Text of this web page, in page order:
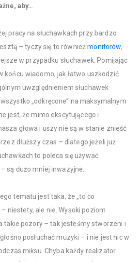
aby…
pracy na słuchawkach przy bardzo
– tyczy się to równieżmonitorów,
w przypadku słuchawek. Pomijając
końcu wiadomo, jak łatwo uszkodzić
uwzględnieniem słuchawek
„odkręcone” na maksymalnym
jest, że mimo ekscytującego i
głowa i uszy nie są w stanie znieść
dłuższy czas – dlatego jeżeli już
to poleca się używać
są dużo mniej inwazyjne.
tematu jest taka, że „to co
– niestety, ale nie. Wysoki poziom
takie pozory – tak jesteśmy stworzeni i
posłuchać muzyki – i nie jest nic w
miksu. Chyba każdy realizator